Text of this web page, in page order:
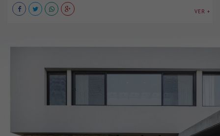
VER +